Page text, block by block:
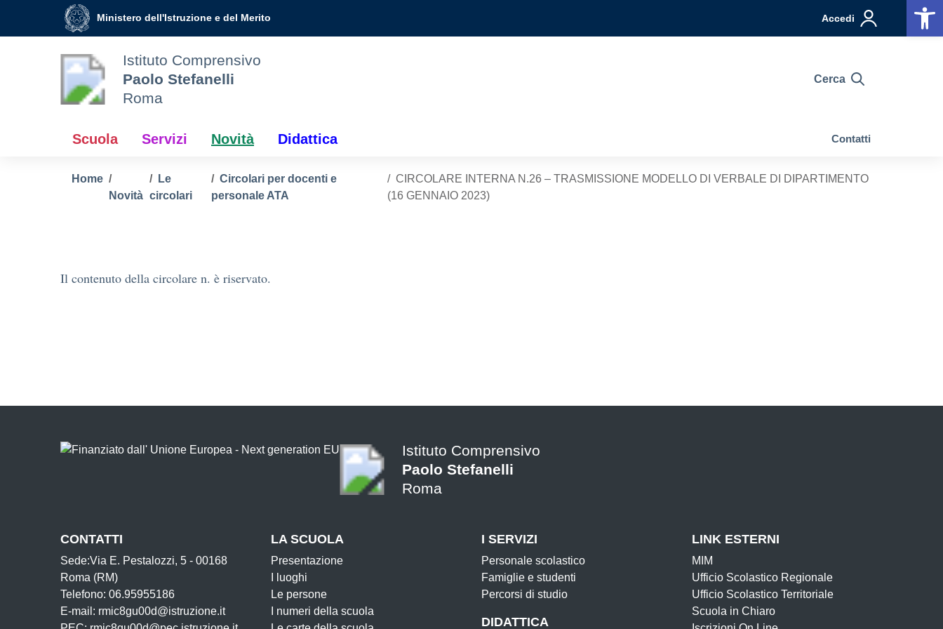
Vai ai contenuti
Vai al menu di navigazione
Ministero dell'Istruzione e del Merito Accedi
Istituto Comprensivo
Paolo Stefanelli
Roma
Cerca
Scuola Servizi Novità Didattica Contatti
Home
Novità
Le
circolari
Circolari per docenti e
personale ATA
CIRCOLARE INTERNA N.26 – TRASMISSIONE MODELLO DI VERBALE DI DIPARTIMENTO
(16 GENNAIO 2023)
Il contenuto della circolare n. è riservato.
Istituto Comprensivo
Paolo Stefanelli
Roma
CONTATTI
Sede:Via E. Pestalozzi, 5 - 00168
Roma (RM)
Telefono: 06.95955186
E-mail: rmic8gu00d@istruzione.it
LA SCUOLA
Presentazione
I luoghi
Le persone
I numeri della scuola
I SERVIZI
Personale scolastico
Famiglie e studenti
Percorsi di studio
DIDATTICA
LINK ESTERNI
MIM
Ufficio Scolastico Regionale
Ufficio Scolastico Territoriale
Scuola in Chiaro